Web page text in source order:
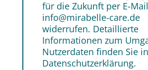
für die Zukunft per E-
info@mirabelle-care.de
widerrufen. Detaillierte
Informationen zum
Nutzerdaten finden Sie
Datenschutzerklärung.